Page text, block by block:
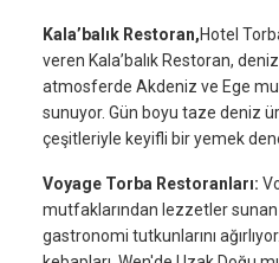
Kala’balık Restoran,Hotel
veren Kala’balık Restoran,
atmosferde Akdeniz ve Ege
sunuyor. Gün boyu taze deniz
çeşitleriyle keyifli bir yemek
Voyage Torba Restoranları:
mutfaklarından lezzetler sunan
gastronomi tutkunlarını